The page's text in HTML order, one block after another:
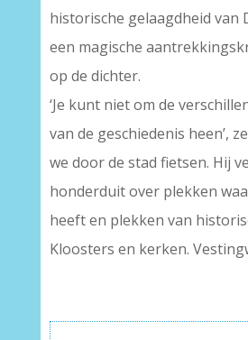
historische gelaagdheid van
een magische
op de dichter.
‘Je kunt niet om de
van de geschiedenis heen’,
we door de stad fietsen. Hij
honderduit over plekken
heeft en plekken van
Kloosters en kerken.